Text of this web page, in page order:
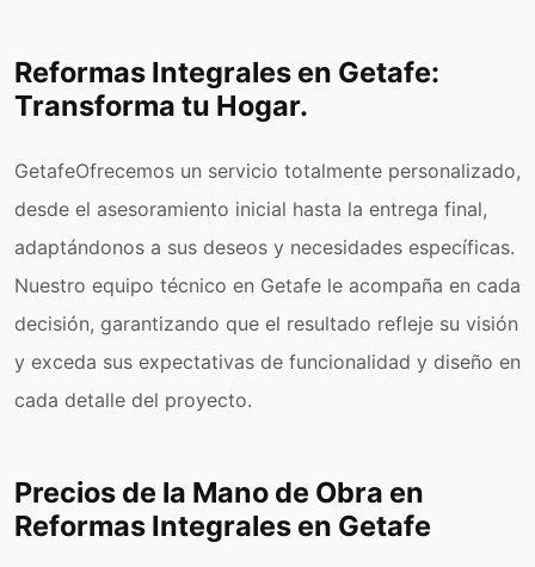
Reformas Integrales en Getafe:
Transforma tu Hogar.
GetafeOfrecemos un servicio totalmente personalizado,
desde el asesoramiento inicial hasta la entrega final,
adaptándonos a sus deseos y necesidades específicas.
Nuestro equipo técnico en Getafe le acompaña en cada
decisión, garantizando que el resultado refleje su visión
y exceda sus expectativas de funcionalidad y diseño en
cada detalle del proyecto.
Precios de la Mano de Obra en
Reformas Integrales en Getafe